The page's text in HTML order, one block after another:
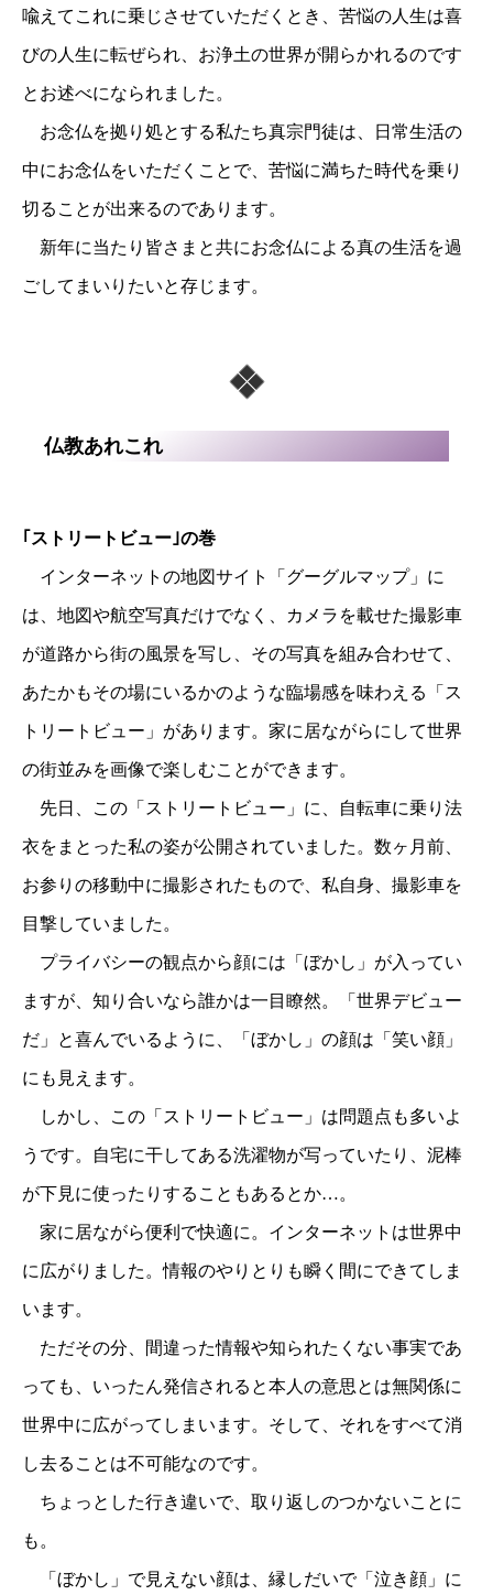
喩えてこれに乗じさせていただくとき、苦悩の人生は喜
びの人生に転ぜられ、お浄土の世界が開らかれるのです
とお述べになられました。
お念仏を拠り処とする私たち真宗門徒は、日常生活の
中にお念仏をいただくことで、苦悩に満ちた時代を乗り
切ることが出来るのであります。
新年に当たり皆さまと共にお念仏による真の生活を過
ごしてまいりたいと存じます。
仏教あれこれ
｢ストリートビュー｣の巻
インターネットの地図サイト「グーグルマップ」に
は、地図や航空写真だけでなく、カメラを載せた撮影車
が道路から街の風景を写し、その写真を組み合わせて、
あたかもその場にいるかのような臨場感を味わえる「ス
トリートビュー」があります。家に居ながらにして世界
の街並みを画像で楽しむことができます。
先日、この「ストリートビュー」に、自転車に乗り法
衣をまとった私の姿が公開されていました。数ヶ月前、
お参りの移動中に撮影されたもので、私自身、撮影車を
目撃していました。
プライバシーの観点から顔には「ぼかし」が入ってい
ますが、知り合いなら誰かは一目瞭然。「世界デビュー
だ」と喜んでいるように、「ぼかし」の顔は「笑い顔」
にも見えます。
しかし、この「ストリートビュー」は問題点も多いよ
うです。自宅に干してある洗濯物が写っていたり、泥棒
が下見に使ったりすることもあるとか…。
家に居ながら便利で快適に。インターネットは世界中
に広がりました。情報のやりとりも瞬く間にできてしま
います。
ただその分、間違った情報や知られたくない事実であ
っても、いったん発信されると本人の意思とは無関係に
世界中に広がってしまいます。そして、それをすべて消
し去ることは不可能なのです。
ちょっとした行き違いで、取り返しのつかないことに
も。
「ぼかし」で見えない顔は、縁しだいで「泣き顔」に